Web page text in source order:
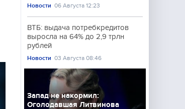
Новости 06 Августа 12:23
ВТБ: выдача потребкредитов
выросла на 64% до 2,9 трлн
рублей
Новости 03 Августа 08:46
Запад не накормил:
Оголодавшая Литвинова